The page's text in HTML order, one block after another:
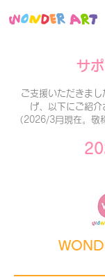
サ
ご支援いただきま
げ、以下にご紹介
（2026/3月現在。敬